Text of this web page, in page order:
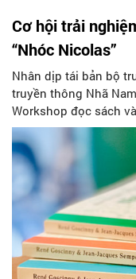
Cơ hội trải
“Nhóc Nicolas”
Nhân dịp tái bản bộ
truyền thông Nhã
Workshop đọc sách
sách Hà Nội từ 9h30